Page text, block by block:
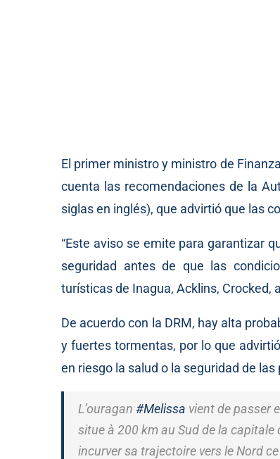
El primer ministro y ministro de
cuenta las recomendaciones de la
siglas en inglés), que advirtió que las
“Este aviso se emite para garantizar
seguridad antes de que las
turísticas de Inagua, Acklins, Crocked,
De acuerdo con la DRM, hay alta
y fuertes tormentas, por lo que
en riesgo la salud o la seguridad de las
L’ouragan #Melissa vient de passer
situe à 200 km au Sud de la
incurver sa trajectoire vers le Nord